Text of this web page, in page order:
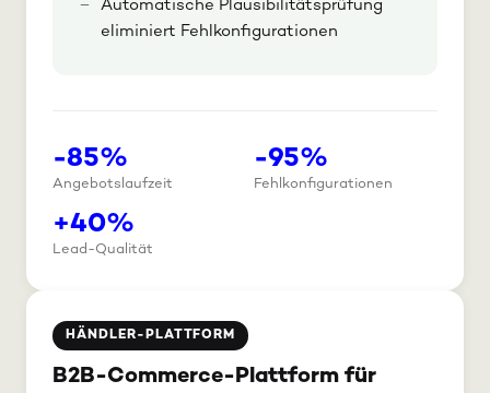
Automatische Plausibilitätsprüfung
eliminiert Fehlkonfigurationen
-85%
Angebotslaufzeit
-95%
Fehlkonfigurationen
+40%
Lead-Qualität
HÄNDLER-PLATTFORM
B2B-Commerce-Plattform für